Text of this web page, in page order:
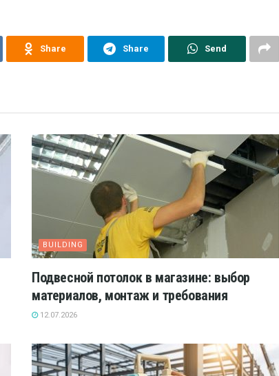
Share Share Send
BUILDING
Подвесной потолок в магазине: выбор
материалов, монтаж и требования
12.07.2026